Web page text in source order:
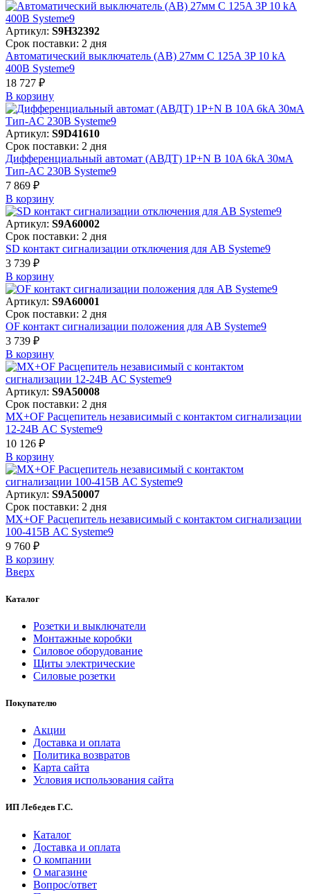
Артикул: S9H32392
Срок поставки: 2 дня
Автоматический выключатель (АВ) 27мм C 125A 3P 10 kA
400В Systeme9
18 727 ₽
В корзинy
Артикул: S9D41610
Срок поставки: 2 дня
Дифференциальный автомат (АВДТ) 1P+N B 10A 6kA 30мА
Тип-AC 230В Systeme9
7 869 ₽
В корзинy
Артикул: S9A60002
Срок поставки: 2 дня
SD контакт сигнализации отключения для АВ Systeme9
3 739 ₽
В корзинy
Артикул: S9A60001
Срок поставки: 2 дня
OF контакт сигнализации положения для АВ Systeme9
3 739 ₽
В корзинy
Артикул: S9A50008
Срок поставки: 2 дня
MX+OF Расцепитель независимый с контактом сигнализации
12-24В AC Systeme9
10 126 ₽
В корзинy
Артикул: S9A50007
Срок поставки: 2 дня
MX+OF Расцепитель независимый с контактом сигнализации
100-415В AC Systeme9
9 760 ₽
В корзинy
Вверх
Каталог
Розетки и выключатели
Монтажные коробки
Силовое оборудование
Щиты электрические
Силовые розетки
Покупателю
Акции
Доставка и оплата
Политика возвратов
Карта сайта
Условия использования сайта
ИП Лебедев Г.С.
Каталог
Доставка и оплата
О компании
О магазине
Вопрос/ответ